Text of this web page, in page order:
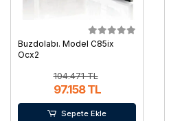
Buzdolabı. Model C85ix
Ocx2
104.471 TL
97.158 TL
Sepete Ekle